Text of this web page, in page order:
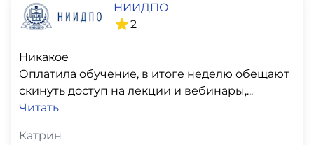
НИИДПО
2
Никакое
Оплатила обучение, в итоге неделю обещают
скинуть доступ на лекции и вебинары,...
Читать
Катрин